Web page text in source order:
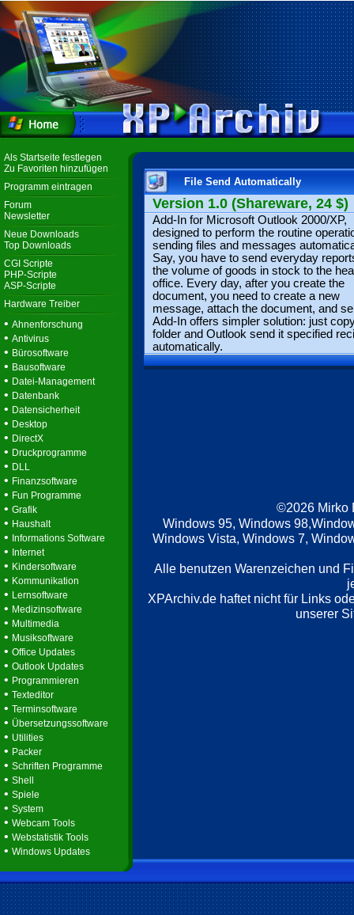
Als Startseite festlegen
Zu Favoriten hinzufügen
Programm eintragen
Forum
Newsletter
Neue Downloads
Top Downloads
CGI Scripte
PHP-Scripte
ASP-Scripte
Hardware Treiber
• Ahnenforschung
• Antivirus
• Bürosoftware
• Bausoftware
• Datei-Management
• Datenbank
• Datensicherheit
• Desktop
• DirectX
• Druckprogramme
• DLL
• Finanzsoftware
• Fun Programme
• Grafik
• Haushalt
• Informations Software
• Internet
• Kindersoftware
• Kommunikation
• Lernsoftware
• Medizinsoftware
• Multimedia
• Musiksoftware
• Office Updates
• Outlook Updates
• Programmieren
• Texteditor
• Terminsoftware
• Übersetzungssoftware
• Utilities
• Packer
• Schriften Programme
• Shell
• Spiele
• System
• Webcam Tools
• Webstatistik Tools
• Windows Updates
File Send Automatically
Version 1.0 (Shareware, 24 $)
Add-In for Microsoft Outlook 2000/XP,
designed to perform the routine
sending files and messages
Say, you have to send everyday
the volume of goods in stock to the
office. Every day, after you create the
document, you need to create a new
message, attach the document, and
Add-In offers simpler solution: just
folder and Outlook send it specified
automatically.
©2026 Mirko
Windows 95, Windows
Windows Vista, Windows 7,
Alle benutzen Warenzeichen und
XPArchiv.de haftet nicht für Links
unserer